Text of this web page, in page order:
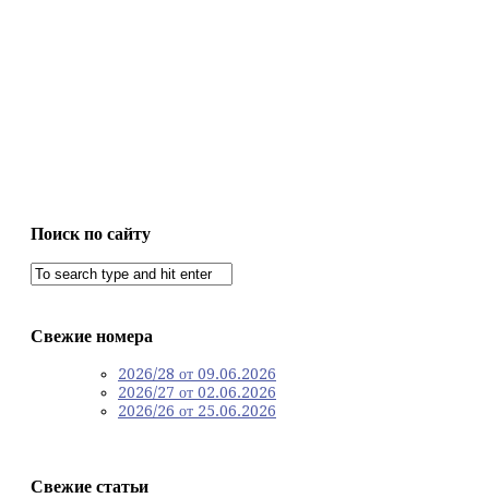
Поиск по сайту
Свежие номера
2026/28 от 09.06.2026
2026/27 от 02.06.2026
2026/26 от 25.06.2026
Свежие статьи